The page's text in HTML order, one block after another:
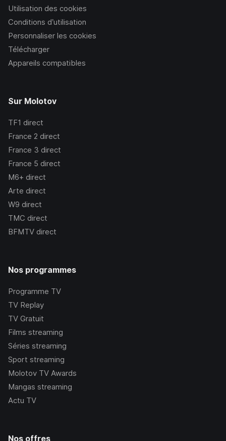
Utilisation des cookies
Conditions d’utilisation
Personnaliser les cookies
Télécharger
Appareils compatibles
Sur Molotov
TF1 direct
France 2 direct
France 3 direct
France 5 direct
M6+ direct
Arte direct
W9 direct
TMC direct
BFMTV direct
Nos programmes
Programme TV
TV Replay
TV Gratuit
Films streaming
Séries streaming
Sport streaming
Molotov TV Awards
Mangas streaming
Actu TV
Nos offres